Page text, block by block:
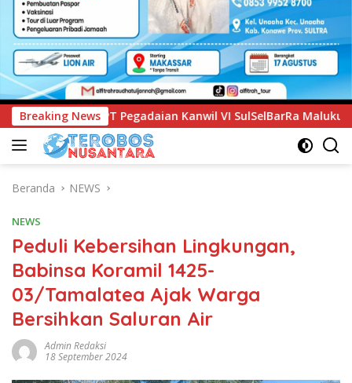
Breaking News
VI SulSelBarRa Maluku Luncurkan Program PANDE EMAS
Beranda NEWS
NEWS
Peduli Kebersihan Lingkungan,
Babinsa Koramil 1425-
03/Tamalatea Ajak Warga
Bersihkan Saluran Air
Admin Redaksi
18 September 2024